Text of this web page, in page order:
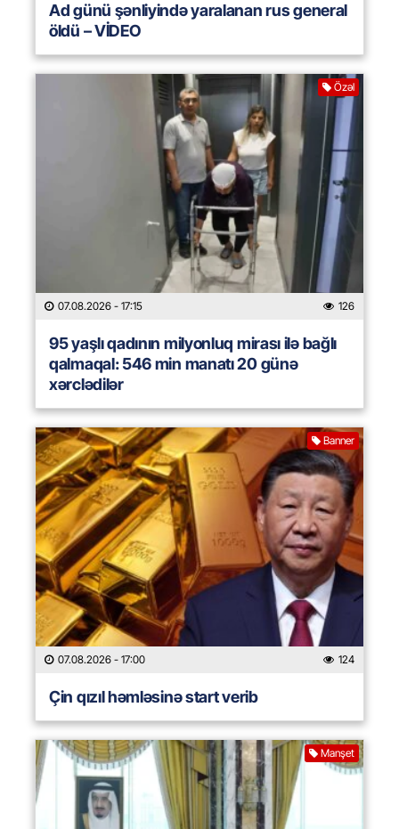
Ad günü şənliyində yaralanan rus general
öldü – VİDEO
Özəl
07.08.2026 - 17:15 126
95 yaşlı qadının milyonluq mirası ilə bağlı
qalmaqal: 546 min manatı 20 günə
xərclədilər
Banner
07.08.2026 - 17:00 124
Çin qızıl həmləsinə start verib
Manşet